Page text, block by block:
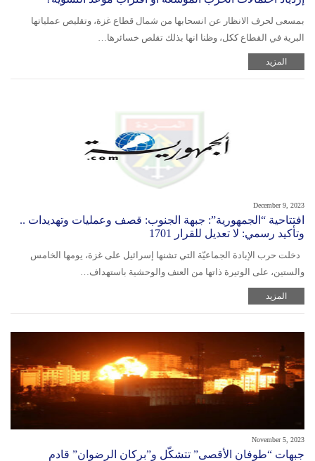
بمسعى لحرف الانظار عن انسحابها من شمال قطاع غزة، وتقليص عملياتها
البرية في القطاع ككل، وظنا انها بذلك تقلص خسائرها…
المزيد
December 9, 2023
افتتاحية “الجمهورية”: جبهة الجنوب: قصف وعمليات وتهديدات ..
وتأكيد رسمي: لا تعديل للقرار 1701
دخلت حرب الإبادة الجماعيّة التي تشنها إسرائيل على غزة، يومها الخامس
والستين، على الوتيرة ذاتها من العنف والوحشية باستهداف…
المزيد
November 5, 2023
جبهات “طوفان الأقصى” تتشكّل و”بركان الرضوان” قادم